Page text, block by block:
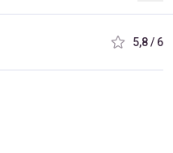
5,8 / 6